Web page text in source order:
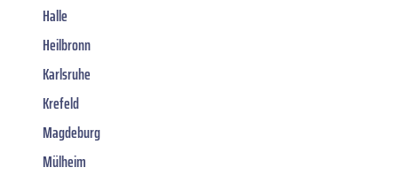
Halle
Heilbronn
Karlsruhe
Krefeld
Magdeburg
Mülheim